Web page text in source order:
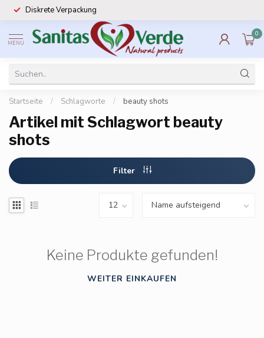
Diskrete Verpackung
MENU
0
Startseite / Schlagworte / beauty shots
Artikel mit Schlagwort beauty
shots
Filter
Keine Produkte gefunden!
WEITER EINKAUFEN